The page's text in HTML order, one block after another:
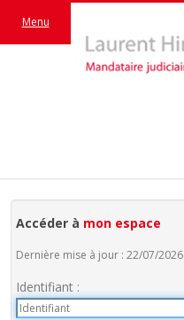
Menu
Accéder à mon espace
Dernière mise à jour : 22/07/2026
Identifiant :